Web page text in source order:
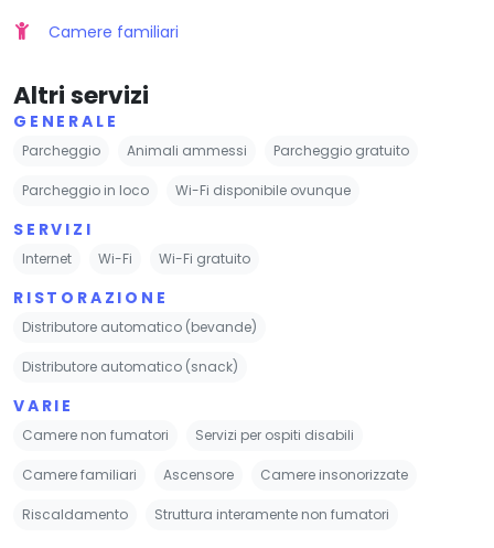
Camere familiari
Altri servizi
GENERALE
Parcheggio Animali ammessi Parcheggio gratuito
Parcheggio in loco Wi-Fi disponibile ovunque
SERVIZI
Internet Wi-Fi Wi-Fi gratuito
RISTORAZIONE
Distributore automatico (bevande)
Distributore automatico (snack)
VARIE
Camere non fumatori Servizi per ospiti disabili
Camere familiari Ascensore Camere insonorizzate
Riscaldamento Struttura interamente non fumatori